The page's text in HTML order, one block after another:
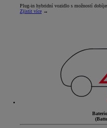
Plug-in hybridní vozidlo s možností
Zjistit více →